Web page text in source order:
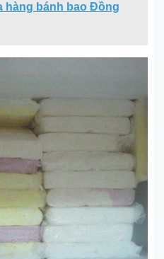
hàng bánh bao Đồng